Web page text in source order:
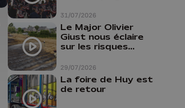
31/07/2026
29/07/2026
Le Major Olivier
Giust nous éclaire
sur les risques
Belgique : "Un
incendie comme en
Gironde ne pourrait
pas avoir lieu chez
La foire de Huy est
de retour